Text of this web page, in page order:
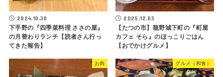
2024.10.30
下手野の『四季菜料理 ささの屋』
の月替わりランチ【読者さん行っ
てきた報告】
2025.12.03
【たつの市】龍野城下町の『町屋
カフェ そら』のほっこりごはん
【おでかけグルメ】
お肉 グルメ（和食）